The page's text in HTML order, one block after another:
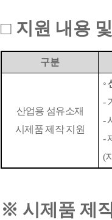
□ 지원 내용
구분
산업용 섬유소재
시제품 제작 지원
◦
-
-
-
(
※ 시제품 제